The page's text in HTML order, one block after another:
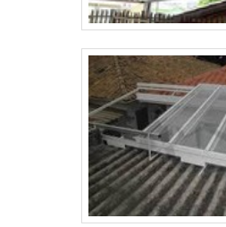
empresa especializada em
toldos e coberturas. Para
uma ampla linha de
projetos personalizados.
orçamento! .